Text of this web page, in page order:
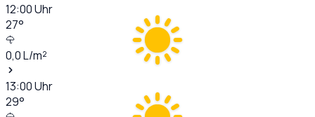
12:00Uhr
27°
0,0L/m²
13:00Uhr
29°